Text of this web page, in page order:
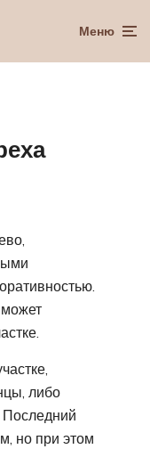
Меню
либо
Последний
но при этом